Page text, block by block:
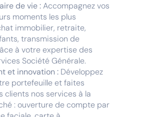
de vie :Accompagnez vos
moments les plus
immobilier, retraite,
transmission de
à votre expertise des
Société Générale.
et innovation : Développez
portefeuille et faites
clients nos services à la
: ouverture de compte par